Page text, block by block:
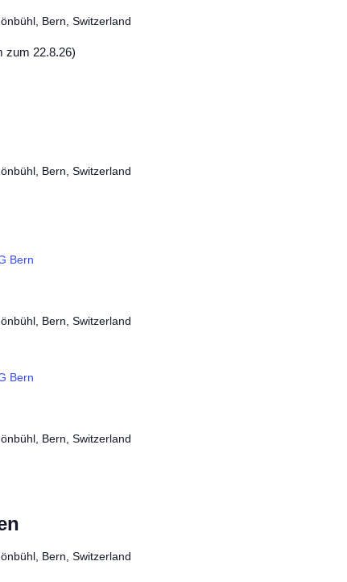
Bern, Switzerland
zum 22.8.26)
Bern, Switzerland
Bern
Bern, Switzerland
Bern
Bern, Switzerland
Bern, Switzerland